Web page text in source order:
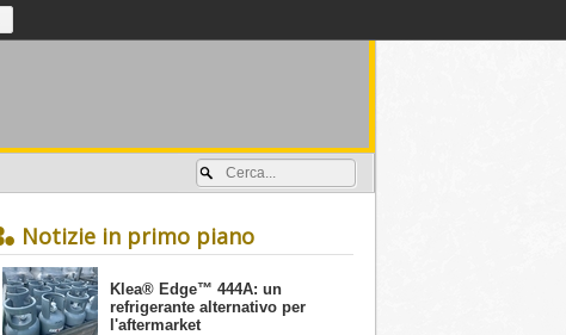
Notizie in primo piano
​Klea® Edge™ 444A: un
refrigerante alternativo per
l'aftermarket